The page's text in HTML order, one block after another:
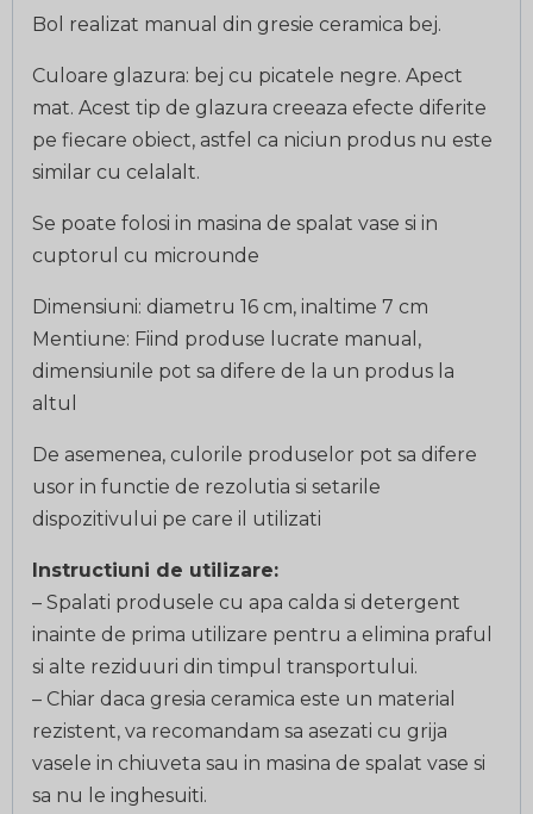
Bol realizat manual din gresie ceramica bej.
Culoare glazura: bej cu picatele negre. Apect
mat. Acest tip de glazura creeaza efecte diferite
pe fiecare obiect, astfel ca niciun produs nu este
similar cu celalalt.
Se poate folosi in masina de spalat vase si in
cuptorul cu microunde
Dimensiuni: diametru 16 cm, inaltime 7 cm
Mentiune: Fiind produse lucrate manual,
dimensiunile pot sa difere de la un produs la
altul
De asemenea, culorile produselor pot sa difere
usor in functie de rezolutia si setarile
dispozitivului pe care il utilizati
Instructiuni de utilizare:
– Spalati produsele cu apa calda si detergent
inainte de prima utilizare pentru a elimina praful
si alte reziduuri din timpul transportului.
– Chiar daca gresia ceramica este un material
rezistent, va recomandam sa asezati cu grija
vasele in chiuveta sau in masina de spalat vase si
sa nu le inghesuiti.